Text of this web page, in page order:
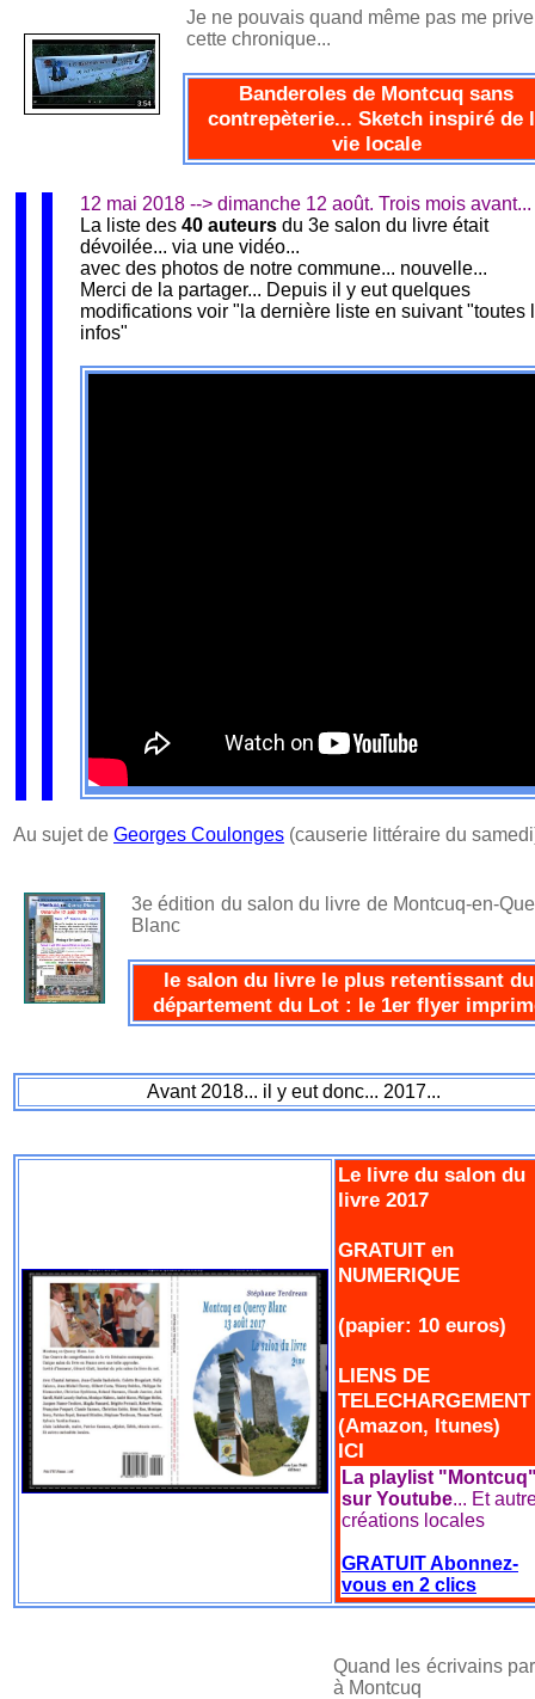
Je ne pouvais quand même pas me
cette chronique...
Banderoles de Montcuq sans
contrepèterie... Sketch inspiré de
vie locale
12 mai 2018 --> dimanche 12 août. Trois mois avant...
La liste des 40 auteurs du 3e salon du livre était
dévoilée... via une vidéo...
avec des photos de notre commune... nouvelle...
Merci de la partager... Depuis il y eut quelques
modifications voir "la dernière liste en suivant "toutes
infos"
Au sujet de Georges Coulonges (causerie littéraire du
3e édition du salon du livre de Montcuq-en-
Blanc
le salon du livre le plus retentissant du
département du Lot : le 1er flyer
Avant 2018... il y eut donc... 2017...
Le livre du salon du
livre 2017
GRATUIT en
NUMERIQUE
(papier: 10 euros)
LIENS DE
TELECHARGEMENT
(Amazon, Itunes)
ICI
La playlist
sur Youtube... Et
créations locales
GRATUIT Abonnez-
vous en 2 clics
Quand les écrivains
à Montcuq